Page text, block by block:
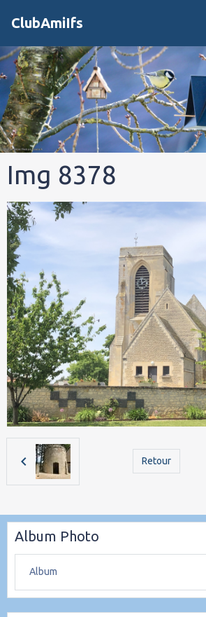
ClubAmiIfs
Img 8378
Retour
Album Photo
Album